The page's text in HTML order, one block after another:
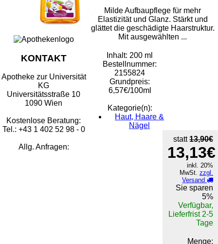
Milde Aufbaupflege für mehr
Elastizität und Glanz. Stärkt und
glättet die geschädigte Haarstruktur.
Mit ausgewählten ...
Inhalt: 200 ml
Bestellnummer:
2155824
Grundpreis:
6,57€/100ml
Kategorie(n):
Haut, Haare &
Nägel
statt13,90€
13,13€
inkl. 20%
MwSt. zzgl.
Versand
Sie sparen
5%
Verfügbar,
Lieferfrist 2-5
Tage
Menge:
KONTAKT
Apotheke zur Universität
KG
Universitätsstraße 10
1090 Wien
Kostenlose Beratung:
Tel.: +43 1 402 52 98 - 0
Allg. Anfragen: